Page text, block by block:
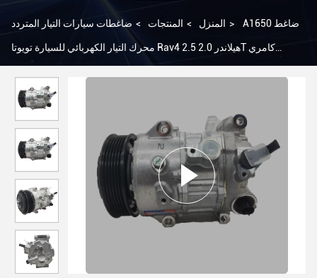
المنزل > المنتجات > ضاغطات سيارات التيار المتردد > A1650 ضاغط
محرك التيار الكهربائي للسيارة تويوتا Rav4 2.5 هيلاندر 2.0T كامري